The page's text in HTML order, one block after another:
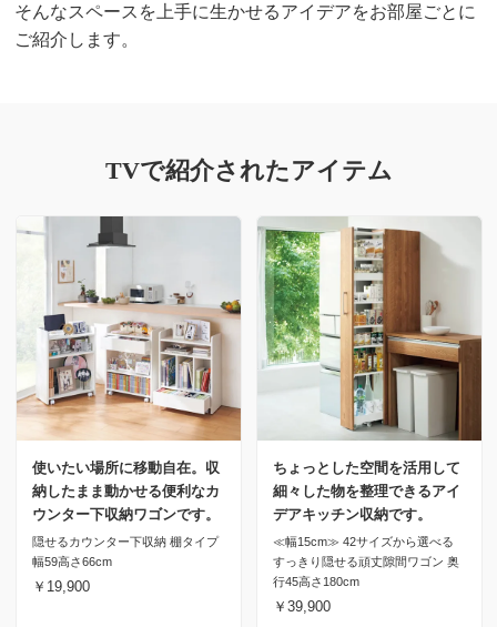
そんなスペースを上手に生かせるアイデアをお部屋ごとに
ご紹介します。
TVで紹介されたアイテム
使いたい場所に移動自在。収
納したまま動かせる便利なカ
ウンター下収納ワゴンです。
隠せるカウンター下収納 棚タイプ
幅59高さ66cm
￥19,900
ちょっとした空間を活用して
細々した物を整理できるアイ
デアキッチン収納です。
≪幅15cm≫ 42サイズから選べる
すっきり隠せる頑丈隙間ワゴン 奥
行45高さ180cm
￥39,900